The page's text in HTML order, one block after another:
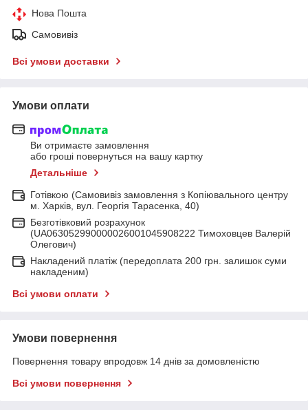
Нова Пошта
Самовивіз
Всі умови доставки
Умови оплати
Ви отримаєте замовлення
або гроші повернуться на вашу картку
Детальніше
Готівкою (Самовивіз замовлення з Копіювального центру
м. Харків, вул. Георгія Тарасенка, 40)
Безготівковий розрахунок
(UA063052990000026001045908222 Тимоховцев Валерій
Олегович)
Накладений платіж (передоплата 200 грн. залишок суми
накладеним)
Всі умови оплати
Умови повернення
Повернення товару впродовж 14 днів за домовленістю
Всі умови повернення